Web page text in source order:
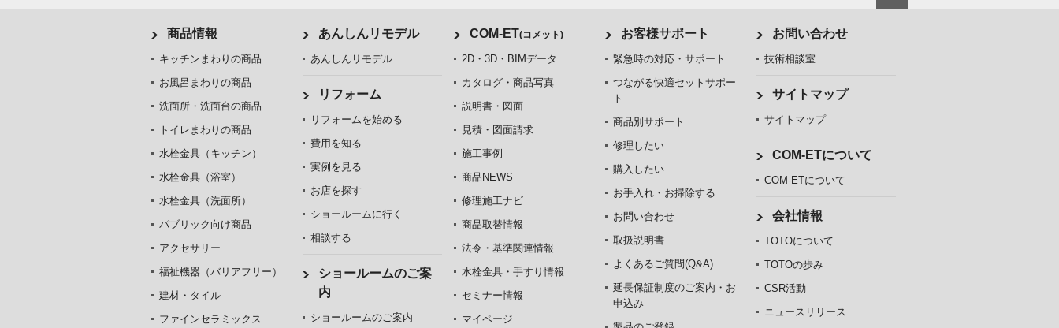
商品情報
キッチンまわりの商品
お風呂まわりの商品
洗面所・洗面台の商品
トイレまわりの商品
水栓金具（キッチン）
水栓金具（浴室）
水栓金具（洗面所）
パブリック向け商品
アクセサリー
福祉機器（バリアフリー）
建材・タイル
ファインセラミックス
あんしんリモデル
あんしんリモデル
リフォーム
リフォームを始める
費用を知る
実例を見る
お店を探す
ショールームに行く
相談する
ショールームのご案
内
ショールームのご案内
COM-ET(コメット)
2D・3D・BIMデータ
カタログ・商品写真
説明書・図面
見積・図面請求
施工事例
商品NEWS
修理施工ナビ
商品取替情報
法令・基準関連情報
水栓金具・手すり情報
セミナー情報
マイページ
お客様サポート
緊急時の対応・サポート
つながる快適セットサポー
ト
商品別サポート
修理したい
購入したい
お手入れ・お掃除する
お問い合わせ
取扱説明書
よくあるご質問(Q&A)
延長保証制度のご案内・お
申込み
お問い合わせ
技術相談室
サイトマップ
サイトマップ
COM-ETについて
COM-ETについて
会社情報
TOTOについて
TOTOの歩み
CSR活動
ニュースリリース